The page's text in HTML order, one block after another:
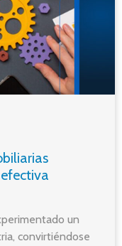
un
convirtiéndose